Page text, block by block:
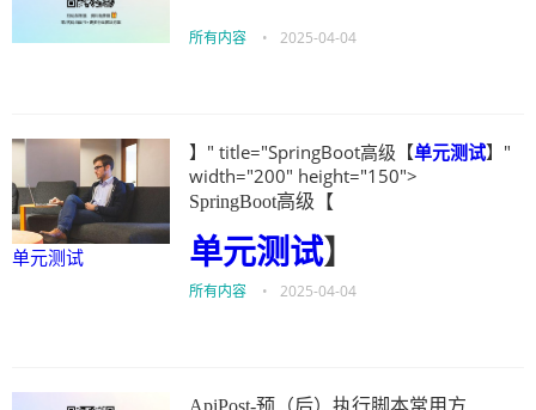
所有内容 • 2025-04-04
单元测试
】" title="SpringBoot高级【单元测试】"
width="200" height="150">
SpringBoot高级【
单元测试】
所有内容 • 2025-04-04
ApiPost-预（后）执行脚本常用方